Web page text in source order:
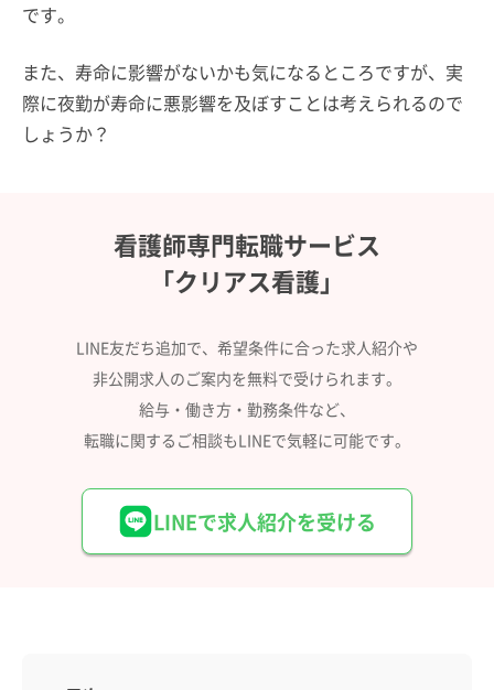
です。
また、寿命に影響がないかも気になるところですが、実
際に夜勤が寿命に悪影響を及ぼすことは考えられるので
しょうか？
看護師専門転職サービス
「クリアス看護」
LINE友だち追加で、希望条件に合った求人紹介や
非公開求人のご案内を無料で受けられます。
給与・働き方・勤務条件など、
転職に関するご相談もLINEで気軽に可能です。
LINEで求人紹介を受ける